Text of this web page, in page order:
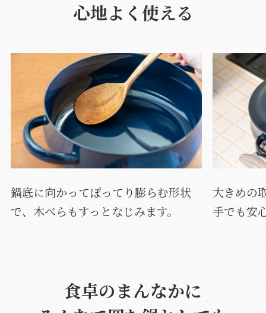
心地よく使える
鍋底に向かってぽってり膨らむ形状
で、木べらもすっとなじみます。
大きめの
手でも安
食卓のまんなかに